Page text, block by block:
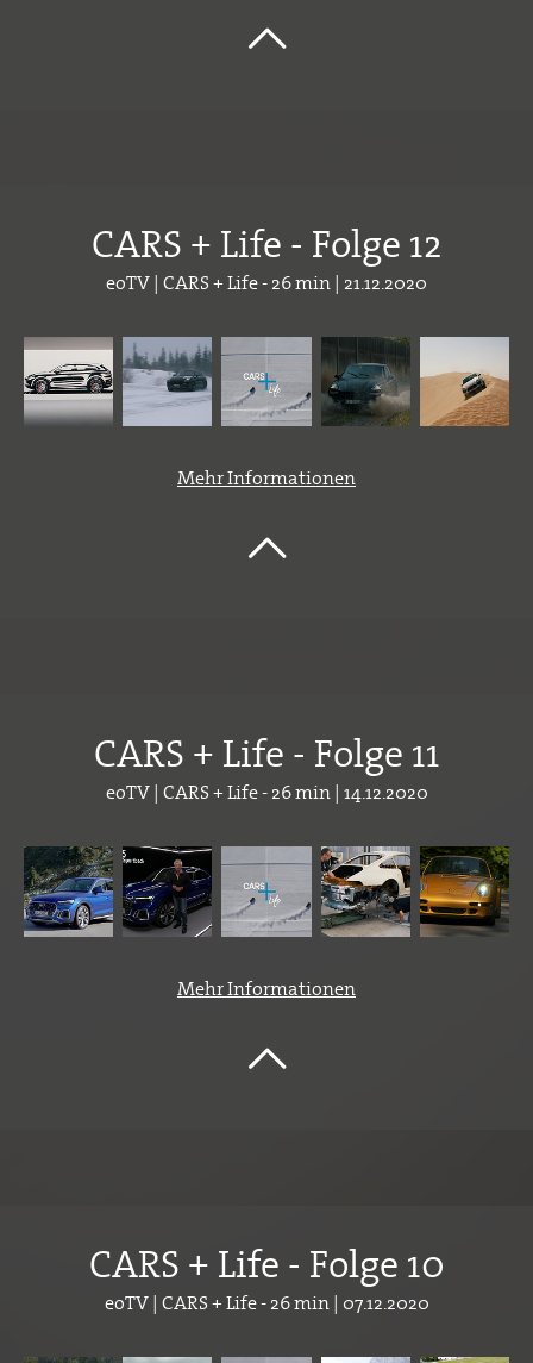
CARS + Life - Folge 12
eoTV | CARS + Life - 26 min | 21.12.2020
Mehr Informationen
CARS + Life - Folge 11
eoTV | CARS + Life - 26 min | 14.12.2020
Mehr Informationen
CARS + Life - Folge 10
eoTV | CARS + Life - 26 min | 07.12.2020